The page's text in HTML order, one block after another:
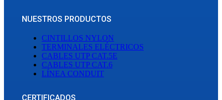
NUESTROS PRODUCTOS
CINTILLOS NYLON
TERMINALES ELÉCTRICOS
CABLES UTP CAT.5E
CABLES UTP CAT.6
LÍNEA CONDUIT
CERTIFICADOS